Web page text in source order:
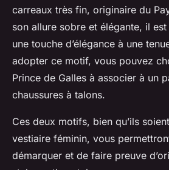
carreaux très fin, originaire du
son allure sobre et élégante, il
une touche d’élégance à une
adopter ce motif, vous pouvez
Prince de Galles à associer à un
chaussures à talons.
Ces deux motifs, bien qu’ils
vestiaire féminin, vous
démarquer et de faire preuve